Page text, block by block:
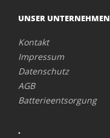
UNSER UNTERNEHMEN
Kontakt
Impressum
Datenschutz
AGB
Batterieentsorgung
.